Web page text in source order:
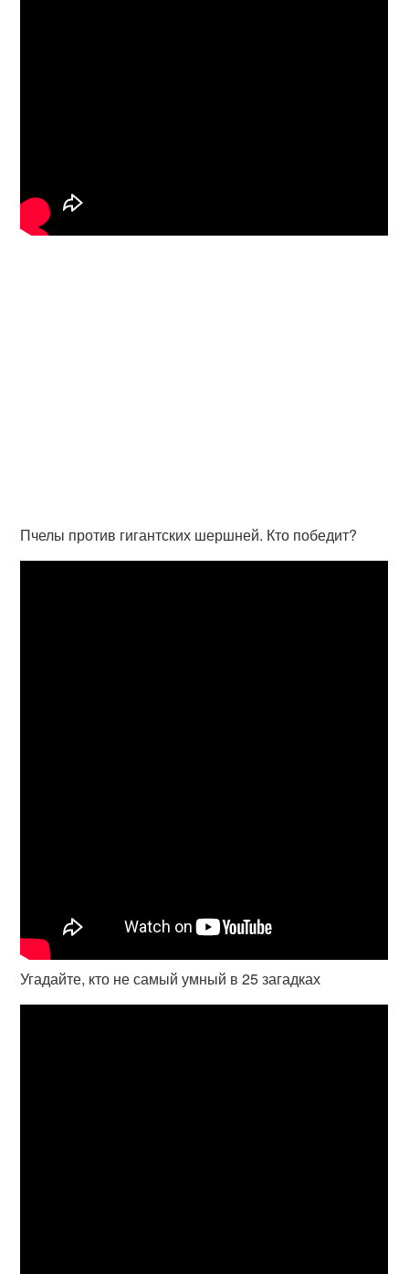
Пчелы против гигантских шершней. Кто победит?
Угадайте, кто не самый умный в 25 загадках